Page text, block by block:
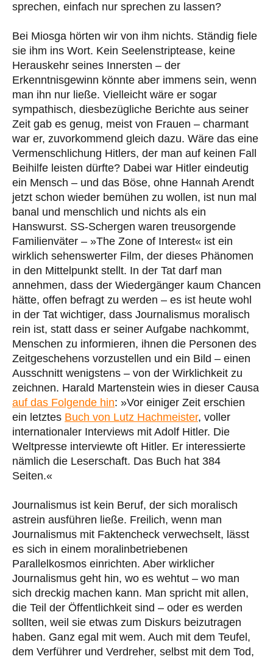
sprechen, einfach nur sprechen zu lassen?
Bei Miosga hörten wir von ihm nichts. Ständig fiele
sie ihm ins Wort. Kein Seelenstriptease, keine
Herauskehr seines Innersten – der
Erkenntnisgewinn könnte aber immens sein, wenn
man ihn nur ließe. Vielleicht wäre er sogar
sympathisch, diesbezügliche Berichte aus seiner
Zeit gab es genug, meist von Frauen – charmant
war er, zuvorkommend gleich dazu. Wäre das eine
Vermenschlichung Hitlers, der man auf keinen Fall
Beihilfe leisten dürfte? Dabei war Hitler eindeutig
ein Mensch – und das Böse, ohne Hannah Arendt
jetzt schon wieder bemühen zu wollen, ist nun mal
banal und menschlich und nichts als ein
Hanswurst. SS-Schergen waren treusorgende
Familienväter – »The Zone of Interest« ist ein
wirklich sehenswerter Film, der dieses Phänomen
in den Mittelpunkt stellt. In der Tat darf man
annehmen, dass der Wiedergänger kaum Chancen
hätte, offen befragt zu werden – es ist heute wohl
in der Tat wichtiger, dass Journalismus moralisch
rein ist, statt dass er seiner Aufgabe nachkommt,
Menschen zu informieren, ihnen die Personen des
Zeitgeschehens vorzustellen und ein Bild – einen
Ausschnitt wenigstens – von der Wirklichkeit zu
zeichnen. Harald Martenstein wies in dieser Causa
auf das Folgende hin: »Vor einiger Zeit erschien
ein letztes Buch von Lutz Hachmeister, voller
internationaler Interviews mit Adolf Hitler. Die
Weltpresse interviewte oft Hitler. Er interessierte
nämlich die Leserschaft. Das Buch hat 384
Seiten.«
Journalismus ist kein Beruf, der sich moralisch
astrein ausführen ließe. Freilich, wenn man
Journalismus mit Faktencheck verwechselt, lässt
es sich in einem moralinbetriebenen
Parallelkosmos einrichten. Aber wirklicher
Journalismus geht hin, wo es wehtut – wo man
sich dreckig machen kann. Man spricht mit allen,
die Teil der Öffentlichkeit sind – oder es werden
sollten, weil sie etwas zum Diskurs beizutragen
haben. Ganz egal mit wem. Auch mit dem Teufel,
dem Verführer und Verdreher, selbst mit dem Tod,